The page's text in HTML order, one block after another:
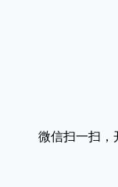
微信扫一扫，